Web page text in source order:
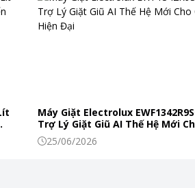
Máy Giặt Electrolux
Trợ Lý Giặt Giũ AI Thế Hệ Mới
Đình Hiện Đại
25/06/2026